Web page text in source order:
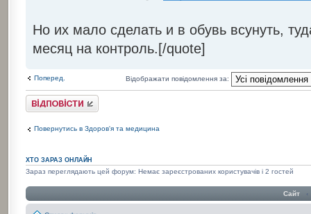
Но их мало сделать и в обувь всунуть,
месяц на контроль.[/quote]
Поперед. Відображати повідомлення за:
Відповісти
Повернутись в Здоров'я та медицина
ХТО ЗАРАЗ ОНЛАЙН
Зараз переглядають цей форум: Немає зареєстрованих користувачів і 2 гостей
Сайт ‹